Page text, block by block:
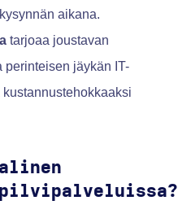
aikana.
tarjoaa joustavan
perinteisen jäykän IT-
pilvipalveluissa?